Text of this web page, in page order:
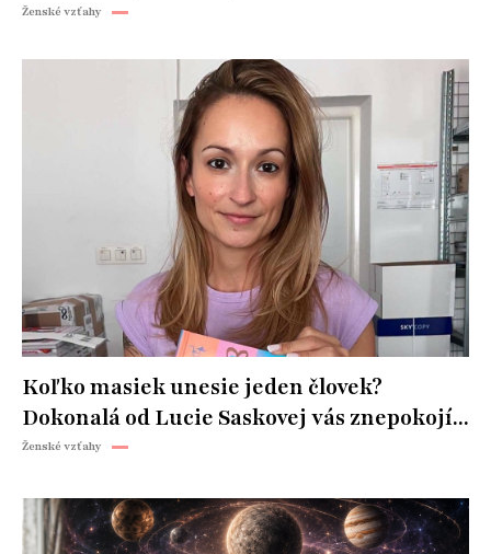
Ženské vzťahy
Koľko masiek unesie jeden človek?
Dokonalá od Lucie Saskovej vás znepokojí...
Ženské vzťahy